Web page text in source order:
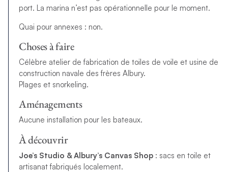
port. La marina n’est pas opérationnelle pour le moment.
Quai pour annexes : non.
Choses à faire
Célèbre atelier de fabrication de toiles de voile et usine de
construction navale des frères Albury.
Plages et snorkeling.
Aménagements
Aucune installation pour les bateaux.
À découvrir
Joe’s Studio & Albury’s Canvas Shop: sacs en toile et
artisanat fabriqués localement.